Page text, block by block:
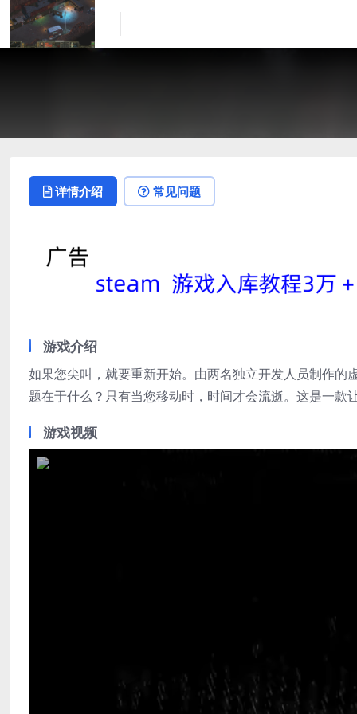
详情介绍 常见问题
游戏介绍
如果您尖叫，就要重新开始。由两名独立开发人员制作
题在于什么？只有当您移动时，时间才会流逝。这是一
游戏视频